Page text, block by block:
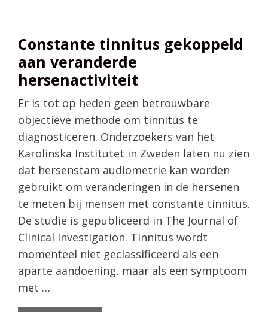
Constante tinnitus gekoppeld
aan veranderde
hersenactiviteit
Er is tot op heden geen betrouwbare
objectieve methode om tinnitus te
diagnosticeren. Onderzoekers van het
Karolinska Institutet in Zweden laten nu zien
dat hersenstam audiometrie kan worden
gebruikt om veranderingen in de hersenen
te meten bij mensen met constante tinnitus.
De studie is gepubliceerd in The Journal of
Clinical Investigation. Tinnitus wordt
momenteel niet geclassificeerd als een
aparte aandoening, maar als een symptoom
met …